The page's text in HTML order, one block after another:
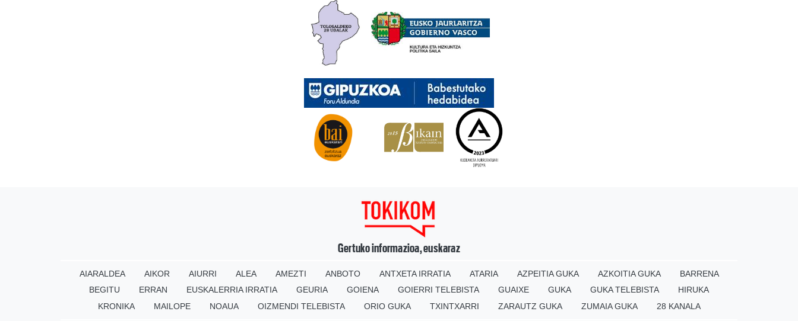
Gertuko informazioa, euskaraz
AIARALDEA AIKOR AIURRI ALEA AMEZTI ANBOTO ANTXETA IRRATIA ATARIA AZPEITIA GUKA AZKOITIA GUKA
BARRENA
BEGITU
ERRAN EUSKALERRIA IRRATIA GEURIA GOIENA GOIERRI TELEBISTA GUAIXE GUKA GUKA TELEBISTA
HIRUKA
KRONIKA
MAILOPE NOAUA OIZMENDI TELEBISTA ORIO GUKA TXINTXARRI ZARAUTZ GUKA ZUMAIA GUKA 28 KANALA